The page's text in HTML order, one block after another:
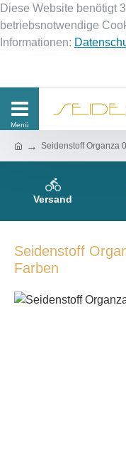
Diese Website benötigt 3
betriebsnotwendige
Informationen:
Seidenstoff Organza
Versand
Seidenstoff
Farben